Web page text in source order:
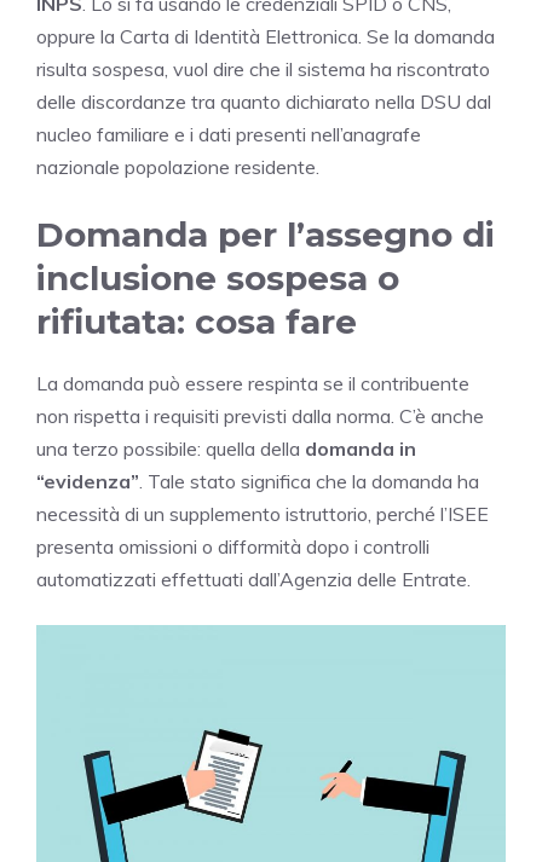
oppure la Carta di Identità Elettronica. Se la domanda
risulta sospesa, vuol dire che il sistema ha riscontrato
delle discordanze tra quanto dichiarato nella DSU dal
nucleo familiare e i dati presenti nell’anagrafe
nazionale popolazione residente.
Domanda per l’assegno di
inclusione sospesa o
rifiutata: cosa fare
La domanda può essere respinta se il contribuente
non rispetta i requisiti previsti dalla norma. C’è anche
una terzo possibile: quella della domanda in
“evidenza”. Tale stato significa che la domanda ha
necessità di un supplemento istruttorio, perché l’ISEE
presenta omissioni o difformità dopo i controlli
automatizzati effettuati dall’Agenzia delle Entrate.